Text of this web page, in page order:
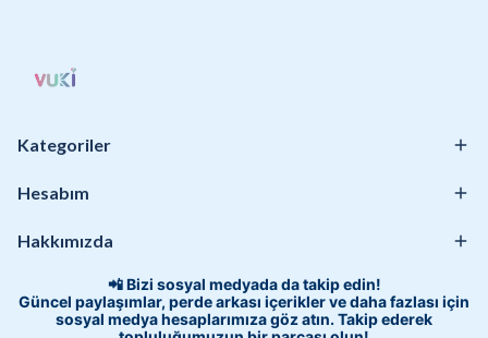
Kategoriler
Hesabım
Hakkımızda
📲 Bizi sosyal medyada da takip edin!
Güncel paylaşımlar, perde arkası içerikler ve daha fazlası için
sosyal medya hesaplarımıza göz atın. Takip ederek